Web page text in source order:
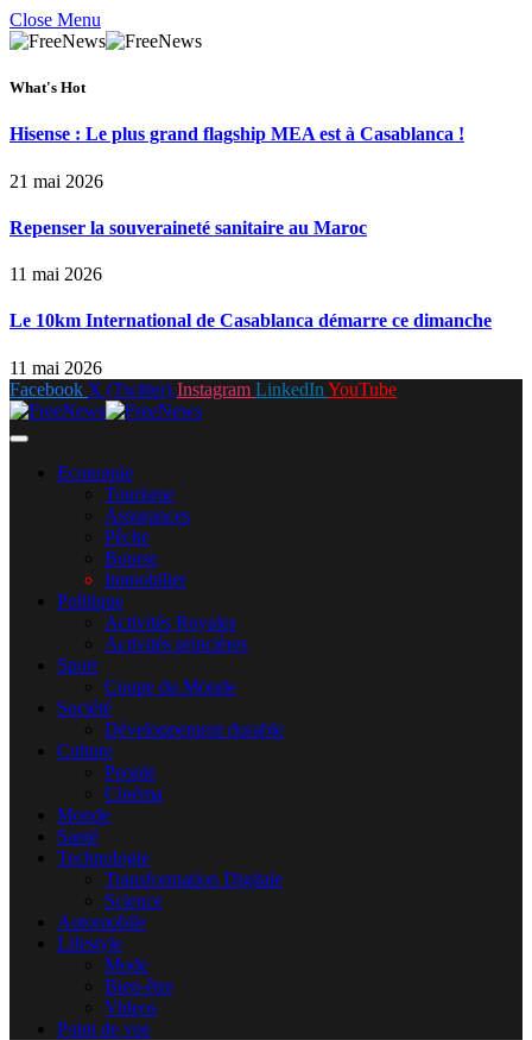
Close Menu
What's Hot
Hisense : Le plus grand flagship MEA est à Casablanca !
21 mai 2026
Repenser la souveraineté sanitaire au Maroc
11 mai 2026
Le 10km International de Casablanca démarre ce dimanche
11 mai 2026
Facebook X (Twitter) Instagram LinkedIn YouTube
Economie
Tourisme
Assurances
Pêche
Bourse
Immobilier
Politique
Activités Royales
Activités princières
Sport
Coupe du Monde
Société
Développement durable
Culture
People
Cinéma
Monde
Santé
Technologie
Transformation Digitale
Science
Automobile
Lifestyle
Mode
Bien-être
Videos
Point de vue